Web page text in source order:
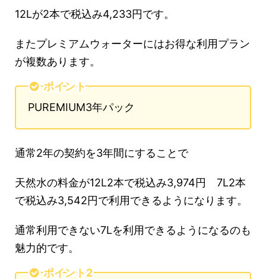
12Lが2本で税込み4,233円です。
またプレミアムウォーターにはお得な利用プラン
が複数あります。
ポイント
PUREMIUM3年パック
通常2年の契約を3年間にすることで
天然水の料金が12L2本で税込み3,974円 7L2本
で税込み3,542円で利用できるようになります。
通常利用できない7Lを利用できるようになるのも
魅力的です。
ポイント2